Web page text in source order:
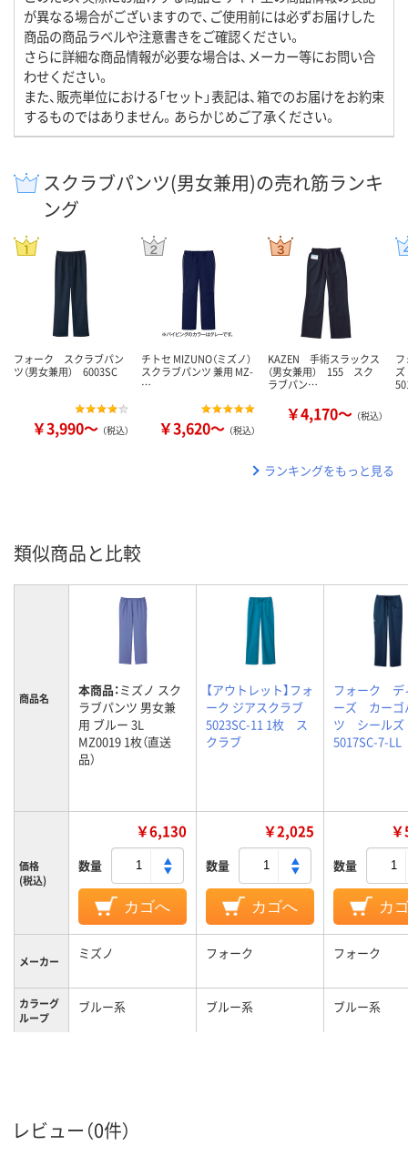
が異なる場合がございますので、ご使用前には必ずお届けした
商品の商品ラベルや注意書きをご確認ください。
さらに詳細な商品情報が必要な場合は、メーカー等にお問い合
わせください。
また、販売単位における「セット」表記は、箱でのお届けをお約束
するものではありません。あらかじめご了承ください。
スクラブパンツ(男女兼用)の売れ筋ランキ
ング
フォーク スクラブパン
ツ（男女兼用） 6003SC
￥3,990～ （税込）
チトセ MIZUNO（ミズノ）
スクラブパンツ 兼用 MZ-
…
￥3,620～ （税込）
KAZEN 手術スラックス
（男女兼用） 155 スク
ラブパン…
￥4,170～ （税込）
ランキングをもっと見る
類似商品と比較
商品名 本商品：ミズノ スク
ラブパンツ 男女兼
用 ブルー 3L
MZ0019 1枚（直送
品）
【アウトレット】フォ
ーク ジアスクラブ
5023SC-11 1枚 ス
クラブ
フォーク デ
ーズ カーゴ
ツ シール
5017SC-7-
価格
(税込)
￥6,130
数量
カゴへ
￥2,025
数量
カゴへ
数量
カ
メーカー ミズノ フォーク フォーク
カラーグ
ループ
ブルー系 ブルー系 ブルー系
レビュー（0件）